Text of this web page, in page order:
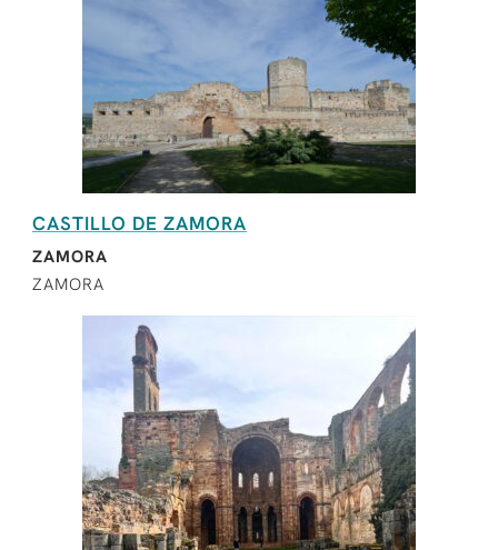
CASTILLO DE ZAMORA
ZAMORA
ZAMORA